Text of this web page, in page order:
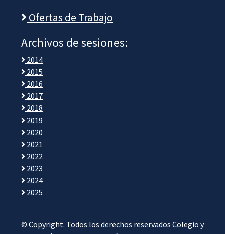
Ofertas de Trabajo
Archivos de sesiones:
2014
2015
2016
2017
2018
2019
2020
2021
2022
2023
2024
2025
© Copyright. Todos los derechos reservados Colegio y